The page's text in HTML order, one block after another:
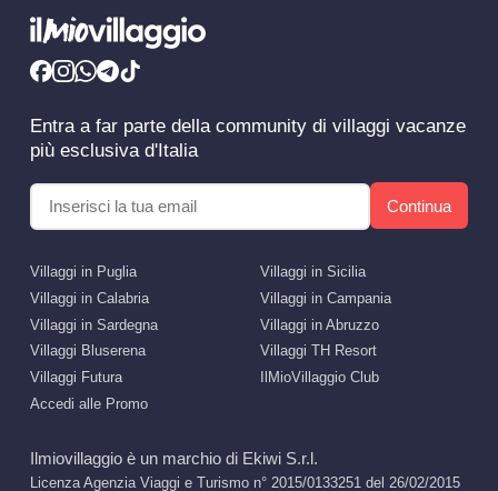
Entra a far parte della community di villaggi vacanze
più esclusiva d'Italia
Continua
Villaggi in Puglia
Villaggi in Sicilia
Villaggi in Calabria
Villaggi in Campania
Villaggi in Sardegna
Villaggi in Abruzzo
Villaggi Bluserena
Villaggi TH Resort
Villaggi Futura
IlMioVillaggio Club
Accedi alle Promo
Ilmiovillaggio è un marchio di Ekiwi S.r.l.
Licenza Agenzia Viaggi e Turismo n° 2015/0133251 del 26/02/2015